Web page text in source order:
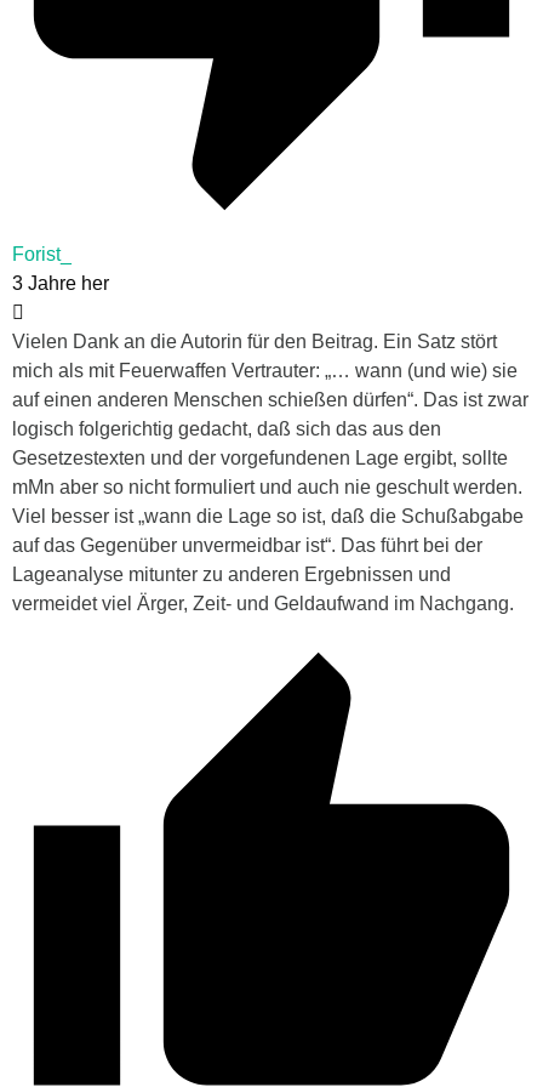
Forist_
3 Jahre her
Vielen Dank an die Autorin für den Beitrag. Ein Satz stört
mich als mit Feuerwaffen Vertrauter: „… wann (und wie) sie
auf einen anderen Menschen schießen dürfen“. Das ist zwar
logisch folgerichtig gedacht, daß sich das aus den
Gesetzestexten und der vorgefundenen Lage ergibt, sollte
mMn aber so nicht formuliert und auch nie geschult werden.
Viel besser ist „wann die Lage so ist, daß die Schußabgabe
auf das Gegenüber unvermeidbar ist“. Das führt bei der
Lageanalyse mitunter zu anderen Ergebnissen und
vermeidet viel Ärger, Zeit- und Geldaufwand im Nachgang.